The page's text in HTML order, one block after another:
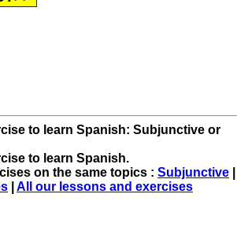
to learn Spanish: Subjunctive or
to learn Spanish.
on the same topics : Subjunctive
All our lessons and exercises